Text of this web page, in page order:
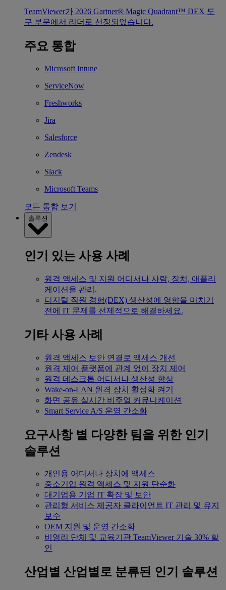
TeamViewer가 2026 Gartner® Magic Quadrant™ DEX 도
구 부문에서 리더로 선정되었습니다.
주요 통합
Microsoft Intune
ServiceNow
Freshworks
Jira
Salesforce
Zendesk
Slack
Microsoft Teams
모든 통합 보기
솔루션
인기 있는 사용 사례
원격 액세스 및 지원 어디서나 사람, 장치, 애플리
케이션을 관리.
디지털 직원 경험(DEX) 생산성에 영향을 미치기
전에 IT 문제를 선제적으로 해결하세요.
기타 사용 사례
원격 액세스 보안 연결로 액세스 개선
원격 제어 플랫폼에 관계 없이 장치 제어
원격 데스크톱 어디서나 생산성 향상
Wake-on-LAN 원격 장치 활성화 켜기
화면 공유 실시간 비주얼 커뮤니케이션
Smart Service A/S 운영 간소화
요구사항 별 다양한 팀을 위한 인기
솔루션
개인용 어디서나 장치에 액세스
중소기업 원격 액세스 및 지원 단순화
대기업용 기업 IT 확장 및 보안
관리형 서비스 제공자 클라이언트 IT 관리 및 유지
보수
OEM 지원 및 운영 간소화
비영리 단체 및 교육기관 TeamViewer 기술 30% 할
인
산업별 산업별로 분류된 인기 솔루션